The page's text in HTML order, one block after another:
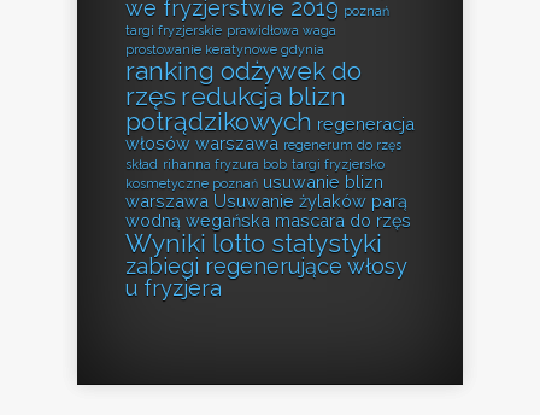
we fryzjerstwie 2019 poznań
targi fryzjerskie prawidłowa waga
prostowanie keratynowe gdynia
ranking odżywek do
rzęs redukcja blizn
potrądzikowych regeneracja
włosów warszawa regenerum do rzęs
skład rihanna fryzura bob targi fryzjersko
kosmetyczne poznań usuwanie blizn
warszawa Usuwanie żylaków parą
wodną wegańska mascara do rzęs
Wyniki lotto statystyki
zabiegi regenerujące włosy
u fryzjera